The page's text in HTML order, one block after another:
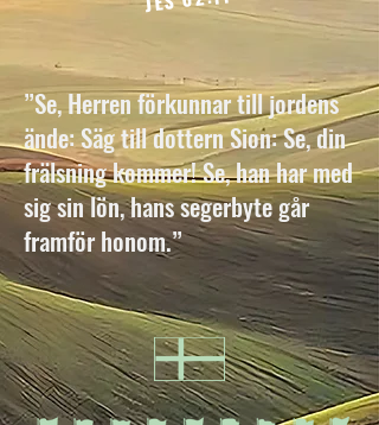
”Se, Herren förkunnar till jordens
ände: Säg till dottern Sion: Se, din
frälsning kommer! Se, han har med
sig sin lön, hans segerbyte går
framför honom.”